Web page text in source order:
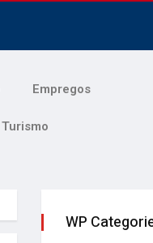
Empregos
Turismo
WP